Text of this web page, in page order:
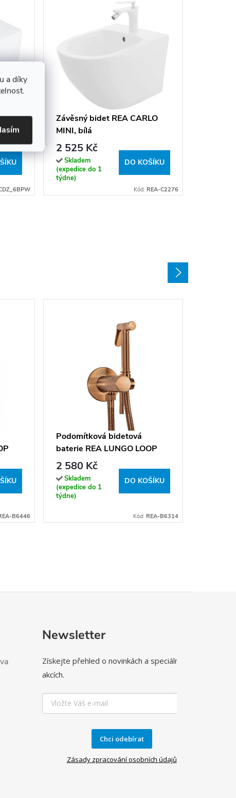
a díky
CDZ
Závěsný bidet REA CARLO
MINI, bílá
2 525 Kč
Skladem
(expedice do 1
týdne)
DO KOŠÍKU
Kód: REA-C2276
B6446
Podomítková bidetová
baterie REA LUNGO LOOP
měď kartáčovaná
2 580 Kč
Skladem
(expedice do 1
týdne)
DO KOŠÍKU
Kód: REA-B6314
Newsletter
Získejte přehled o novinkách a speciálních
akcích.
Chci odebírat
Zásady zpracování osobních údajů